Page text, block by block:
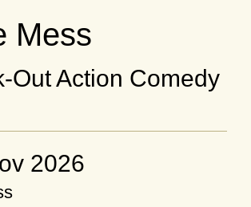
Mess
Out Action Comedy
2026